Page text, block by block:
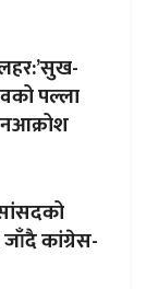
पल्ला
कांग्रेस-